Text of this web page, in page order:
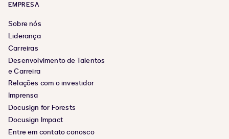
EMPRESA
Sobre nós
Liderança
Carreiras
Desenvolvimento de Talentos
e Carreira
Relações com o investidor
Imprensa
Docusign for Forests
Docusign Impact
Entre em contato conosco